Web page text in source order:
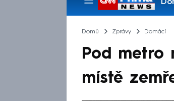
Domů Zprávy Domácí
Pod metro
místě